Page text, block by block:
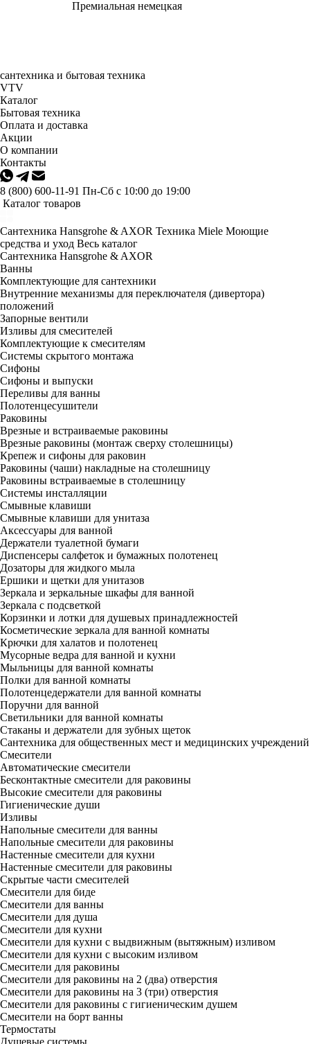
Премиальная немецкая
сантехника и бытовая техника
VTV
Каталог
Бытовая техника
Оплата и доставка
Акции
О компании
Контакты
8 (800) 600-11-91 Пн-Сб с 10:00 до 19:00
Каталог товаров
Сантехника Hansgrohe & AXOR Техника Miele Моющие
средства и уход Весь каталог
Сантехника Hansgrohe & AXOR
Ванны
Комплектующие для сантехники
Внутренние механизмы для переключателя (дивертора)
положений
Запорные вентили
Изливы для смесителей
Комплектующие к смесителям
Системы скрытого монтажа
Сифоны
Сифоны и выпуски
Переливы для ванны
Полотенцесушители
Раковины
Врезные и встраиваемые раковины
Врезные раковины (монтаж сверху столешницы)
Крепеж и сифоны для раковин
Раковины (чаши) накладные на столешницу
Раковины встраиваемые в столешницу
Системы инсталляции
Смывные клавиши
Смывные клавиши для унитаза
Аксессуары для ванной
Держатели туалетной бумаги
Диспенсеры салфеток и бумажных полотенец
Дозаторы для жидкого мыла
Ершики и щетки для унитазов
Зеркала и зеркальные шкафы для ванной
Зеркала с подсветкой
Корзинки и лотки для душевых принадлежностей
Косметические зеркала для ванной комнаты
Крючки для халатов и полотенец
Мусорные ведра для ванной и кухни
Мыльницы для ванной комнаты
Полки для ванной комнаты
Полотенцедержатели для ванной комнаты
Поручни для ванной
Светильники для ванной комнаты
Стаканы и держатели для зубных щеток
Сантехника для общественных мест и медицинских учреждений
Смесители
Автоматические смесители
Бесконтактные смесители для раковины
Высокие смесители для раковины
Гигиенические души
Изливы
Напольные смесители для ванны
Напольные смесители для раковины
Настенные смесители для кухни
Настенные смесители для раковины
Скрытые части смесителей
Смесители для биде
Смесители для ванны
Смесители для душа
Смесители для кухни
Смесители для кухни с выдвижным (вытяжным) изливом
Смесители для кухни с высоким изливом
Смесители для раковины
Смесители для раковины на 2 (два) отверстия
Смесители для раковины на 3 (три) отверстия
Смесители для раковины с гигиеническим душем
Смесители на борт ванны
Термостаты
Душевые системы